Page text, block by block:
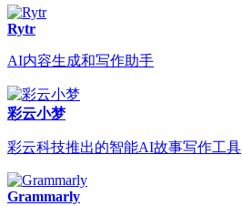
Rytr
AI内容生成和写作助手
彩云小梦
彩云科技推出的智能AI故事写作工具
Grammarly